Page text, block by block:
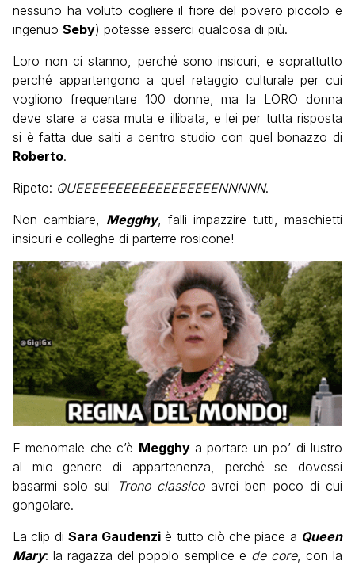
nessuno ha voluto cogliere il fiore del povero piccolo e
ingenuo Seby) potesse esserci qualcosa di più.
Loro non ci stanno, perché sono insicuri, e soprattutto
perché appartengono a quel retaggio culturale per cui
vogliono frequentare 100 donne, ma la LORO donna
deve stare a casa muta e illibata, e lei per tutta risposta
si è fatta due salti a centro studio con quel bonazzo di
Roberto.
Ripeto: QUEEEEEEEEEEEEEEEEEENNNNN.
Non cambiare, Megghy, falli impazzire tutti, maschietti
insicuri e colleghe di parterre rosicone!
E menomale che c’è Megghya portare un po’ di lustro
al mio genere di appartenenza, perché se dovessi
basarmi solo sul
Trono classicoavrei ben poco di cui
gongolare.
La clip di Sara Gaudenzi è tutto ciò che piace a Queen
Mary: la ragazza del popolo semplice e de core, con la